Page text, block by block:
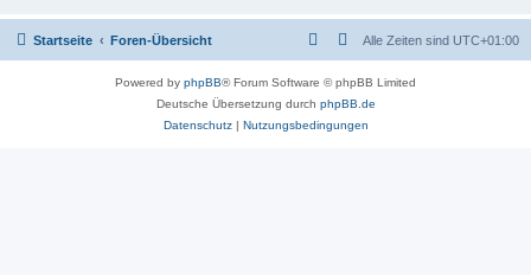
Startseite Foren-Übersicht Alle Zeiten sind UTC+01:00
Powered by phpBB® Forum Software © phpBB Limited
Deutsche Übersetzung durch phpBB.de
Datenschutz| Nutzungsbedingungen